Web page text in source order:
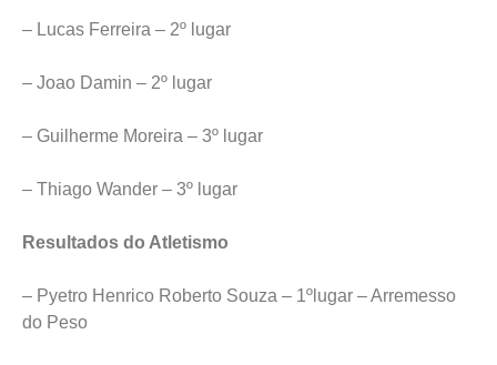
– Lucas Ferreira – 2º lugar
– Joao Damin – 2º lugar
– Guilherme Moreira – 3º lugar
– Thiago Wander – 3º lugar
Resultados do Atletismo
– Pyetro Henrico Roberto Souza – 1ºlugar – Arremesso
do Peso